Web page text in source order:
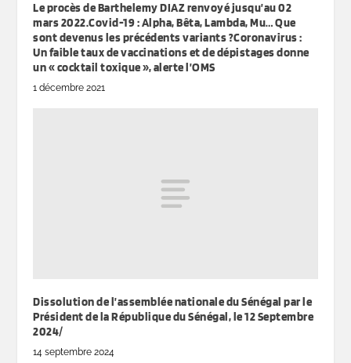
Le procès de Barthelemy DIAZ renvoyé jusqu’au 02
mars 2022.Covid-19 : Alpha, Bêta, Lambda, Mu… Que
sont devenus les précédents variants ?Coronavirus :
Un faible taux de vaccinations et de dépistages donne
un « cocktail toxique », alerte l’OMS
1 décembre 2021
Dissolution de l’assemblée nationale du Sénégal par le
Président de la République du Sénégal, le 12 Septembre
2024/
14 septembre 2024